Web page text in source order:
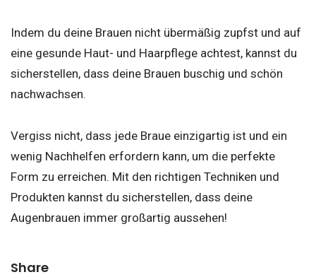
Indem du deine Brauen nicht übermäßig zupfst und auf
eine gesunde Haut- und Haarpflege achtest, kannst du
sicherstellen, dass deine Brauen buschig und schön
nachwachsen.
Vergiss nicht, dass jede Braue einzigartig ist und ein
wenig Nachhelfen erfordern kann, um die perfekte
Form zu erreichen. Mit den richtigen Techniken und
Produkten kannst du sicherstellen, dass deine
Augenbrauen immer großartig aussehen!
Share